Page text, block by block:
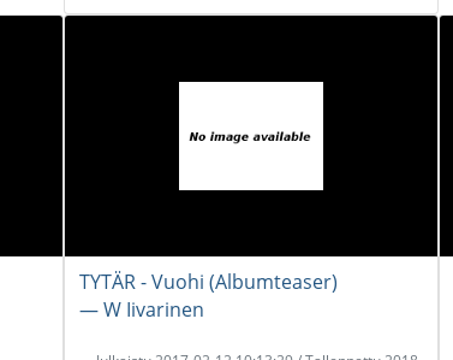
TYTÄR - Vuohi (Albumteaser)
― W Iivarinen